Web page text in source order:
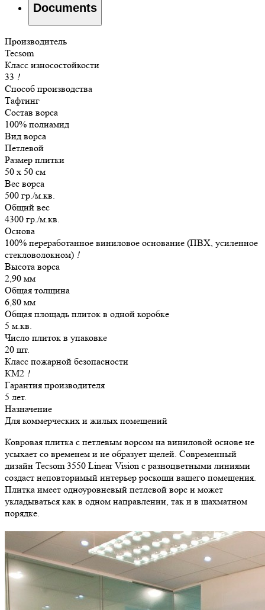
Documents
Производитель
Tecsom
Класс износостойкости
33 !
Способ производства
Тафтинг
Состав ворса
100% полиамид
Вид ворса
Петлевой
Размер плитки
50 х 50 см
Вес ворса
500 гр./м.кв.
Общий вес
4300 гр./м.кв.
Основа
100% переработанное виниловое основание (ПВХ, усиленное
стекловолокном) !
Высота ворса
2,90 мм
Общая толщина
6,80 мм
Общая площадь плиток в одной коробке
5 м.кв.
Число плиток в упаковке
20 шт.
Класс пожарной безопасности
КМ2 !
Гарантия производителя
5 лет.
Назначение
Для коммерческих и жилых помещений
Ковровая плитка с петлевым ворсом на виниловой основе не
усыхает со временем и не образует щелей. Современный
дизайн Tecsom 3550 Linear Vision с разноцветными линиями
создаст неповторимый интерьер роскоши вашего помещения.
Плитка имеет одноуровневый петлевой ворс и может
укладываться как в одном направлении, так и в шахматном
порядке.